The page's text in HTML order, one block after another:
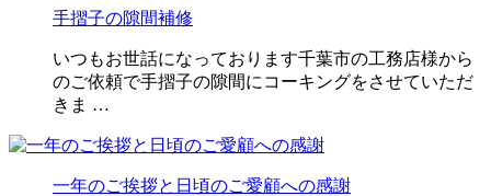
手摺子の隙間補修
いつもお世話になっております千葉市の工務店様から
のご依頼で手摺子の隙間にコーキングをさせていただ
きま …
一年のご挨拶と日頃のご愛顧への感謝